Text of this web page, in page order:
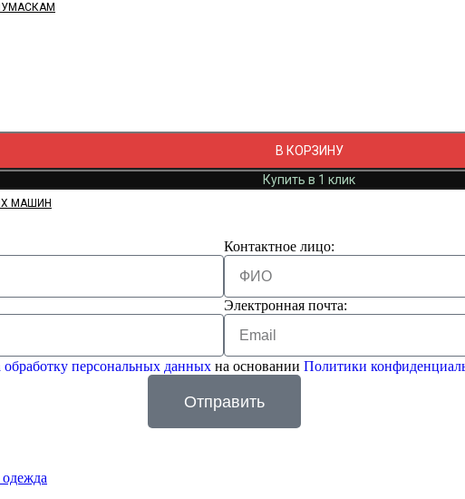
МАШИН
В КОРЗИНУ
Купить в 1 клик
Контактное лицо:
Электронная почта:
обработку персональных данных на основании Политики
Отправить